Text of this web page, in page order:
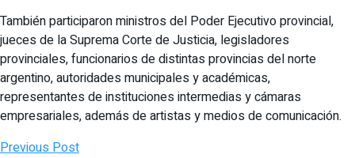
También participaron ministros del Poder Ejecutivo provincial,
jueces de la Suprema Corte de Justicia, legisladores
provinciales, funcionarios de distintas provincias del norte
argentino, autoridades municipales y académicas,
representantes de instituciones intermedias y cámaras
empresariales, además de artistas y medios de comunicación.
Previous Post